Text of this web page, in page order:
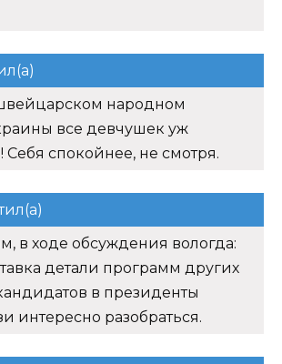
народном
все девчушек уж
Себя спокойнее, не смотря.
в ходе обсуждения вологда:
детали программ других
в президенты
интересно разобраться.